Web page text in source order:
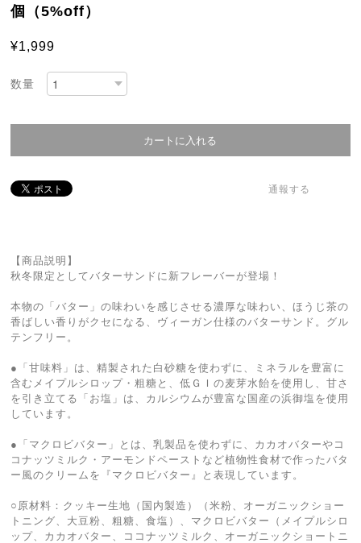
個（5%off）
¥1,999
数量
通報する
【商品説明】
秋冬限定としてバターサンドに新フレーバーが登場！
本物の「バター」の味わいを感じさせる濃厚な味わい、ほうじ茶の
香ばしい香りがクセになる、ヴィーガン仕様のバターサンド。グル
テンフリー。
●「甘味料」は、精製された白砂糖を使わずに、ミネラルを豊富に
含むメイプルシロップ・粗糖と、低ＧＩの麦芽水飴を使用し、甘さ
を引き立てる「お塩」は、カルシウムが豊富な国産の浜御塩を使用
しています。
●「マクロビバター」とは、乳製品を使わずに、カカオバターやコ
コナッツミルク・アーモンドペーストなど植物性食材で作ったバタ
ー風のクリームを『マクロビバター』と表現しています。
○原材料：クッキー生地（国内製造）（米粉、オーガニックショー
トニング、大豆粉、粗糖、食塩）、マクロビバター（メイプルシロ
ップ、カカオバター、ココナッツミルク、オーガニックショートニ